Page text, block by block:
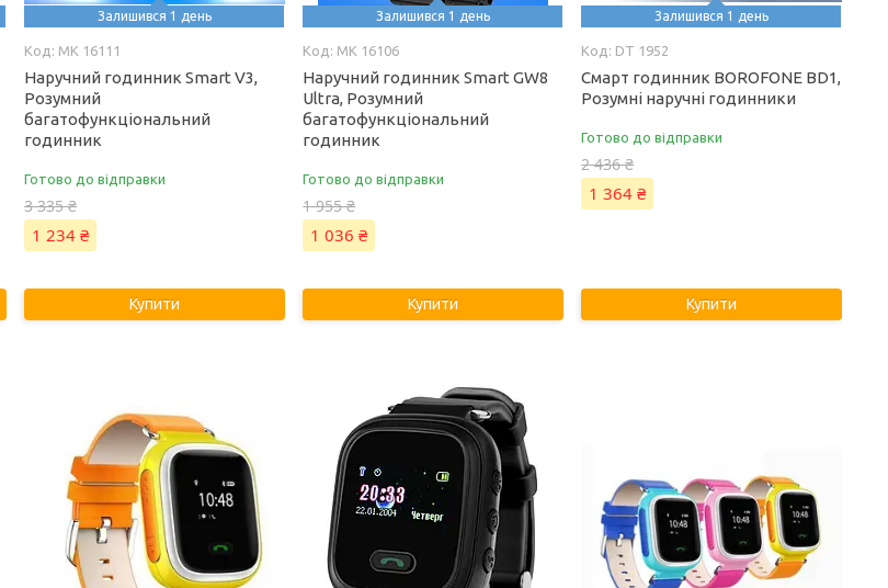
Залишився 1 день
MK 16111
Наручний годинник Smart V3,
Розумний
багатофункціональний
годинник
Готово до відправки
3 335 ₴
1 234 ₴
Купити
Залишився 1 день
MK 16106
Наручний годинник Smart GW8
Ultra, Розумний
багатофункціональний
годинник
Готово до відправки
1 955 ₴
1 036 ₴
Купити
Залишився 1 день
DT 1952
Смарт годинник BOROFONE BD1,
Розумні наручні годинники
Готово до відправки
2 436 ₴
1 364 ₴
Купити